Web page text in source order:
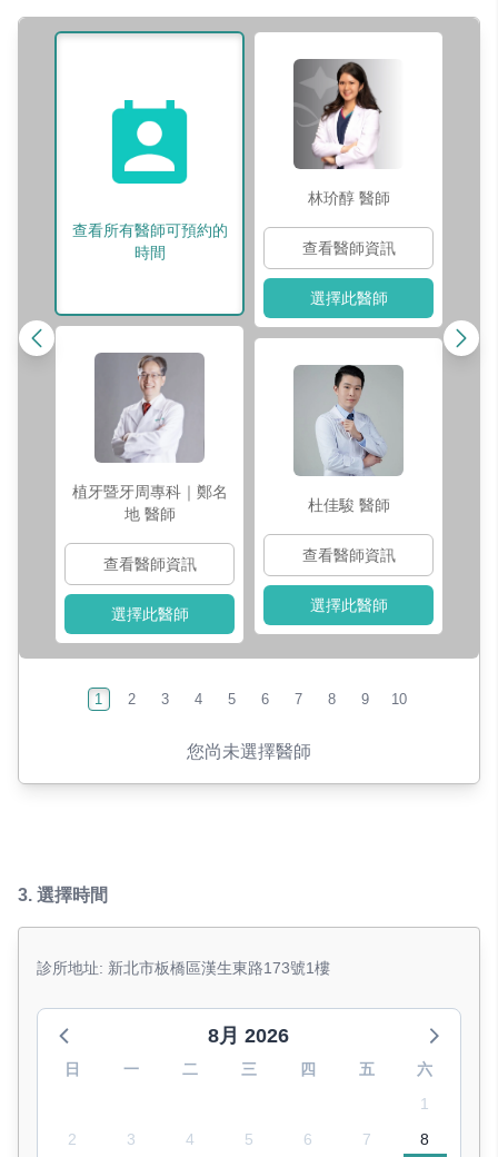
查看所有醫師可預約的
時間
植牙暨牙周專科｜鄭名
地 醫師
查看醫師資訊
選擇此醫師
林玠醇 醫師
查看醫師資訊
選擇此醫師
杜佳駿 醫師
查看醫師資訊
選擇此醫師
1 2 3 4 5 6 7 8 9 10
您尚未選擇醫師
3. 選擇時間
診所地址: 新北市板橋區漢生東路173號1樓
8月 2026
日 一 二 三 四 五
六
1
2
3 4 5 6 7
8